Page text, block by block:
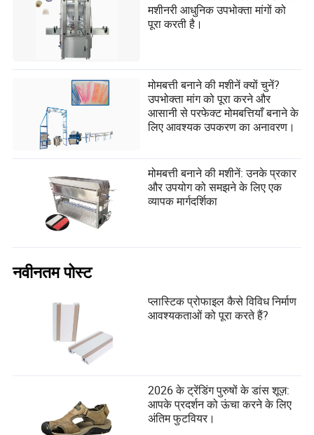
मशीनरी आधुनिक उपभोक्ता मांगों को
पूरा करती है।
मोमबत्ती बनाने की मशीनें क्यों चुनें?
उपभोक्ता मांग को पूरा करने और
आसानी से परफेक्ट मोमबत्तियाँ बनाने के
लिए आवश्यक उपकरण का अनावरण।
मोमबत्ती बनाने की मशीनें: उनके प्रकार
और उपयोग को समझने के लिए एक
व्यापक मार्गदर्शिका
नवीनतम पोस्ट
प्लास्टिक प्रोफाइल कैसे विविध निर्माण
आवश्यकताओं को पूरा करते हैं?
2026 के ट्रेंडिंग पुरुषों के डांस शूज़:
आपके प्रदर्शन को ऊंचा करने के लिए
अंतिम फुटवियर।